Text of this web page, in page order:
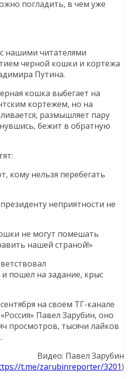
погладить, в чем уже
нашими читателями
черной кошки и кортежа
Путина.
кошка выбегает на
кортежем, но на
размышляет пару
бежит в обратную
кому нельзя перебегать
неприятности не
не могут помешать
нашей страной!»
пошел на задание, крыс
на своем ТГ-канале
Павел Зарубин, оно
просмотров, тысячи лайков
Видео: Павел Зарубин
t.me/zarubinreporter/3201)